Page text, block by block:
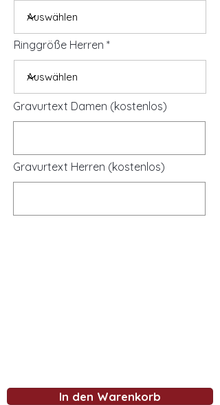
Ringgröße Herren
Gravurtext Damen (kostenlos)
Gravurtext Herren (kostenlos)
In den Warenkorb